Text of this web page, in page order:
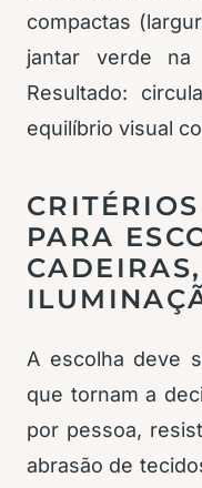
compactas
jantar verde na
Resultado:
equilíbrio visual
PARA
A escolha deve
que tornam a
por pessoa,
abrasão de